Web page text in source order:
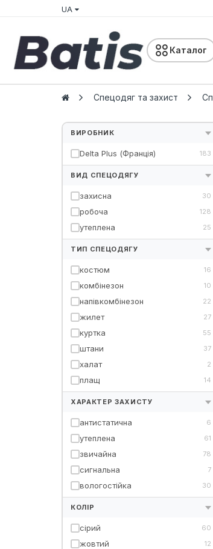
UA
Каталог
Спецодяг та захист
ВИРОБНИК
Delta Plus (Франція) 183
ВИД СПЕЦОДЯГУ
захисна 30
робоча 128
утеплена 25
ТИП СПЕЦОДЯГУ
костюм 16
комбінезон 10
напівкомбінезон 22
жилет 27
куртка 55
штани 37
халат 2
плащ 14
ХАРАКТЕР ЗАХИСТУ
антистатична 6
утеплена 61
звичайна 78
сигнальна 7
вологостійка 30
КОЛІР
сірий 60
жовтий 12